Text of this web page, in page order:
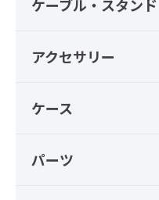
ケーブル・スタンド
アクセサリー
ケース
パーツ